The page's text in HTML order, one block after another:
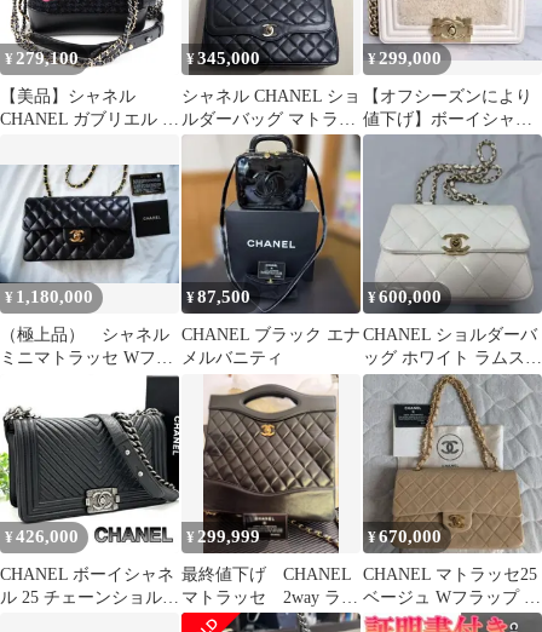
¥ 279,100
【美品】シャネル
CHANEL ガブリエル ド
ホーボー チェーンショ
ルダーバッグ ツイード
ネイビー
¥345,000
シャネル CHANEL ショ
ルダーバッグ マトラッ
セ パリ限定 黒 ラムス
キン
¥299,000
【オフシーズンにより
値下げ】ボーイシャネ
ル ボアスモールハンド
バッグ ホワイト
¥ 1,180,000
（極上品） シャネル
ミニマトラッセ Wフラ
ップ ラムスキン チ
ェーンショルダー
¥87,500
CHANEL ブラック エナ
メルバニティ
¥600,000
CHANEL ショルダーバ
ッグ ホワイト ラムスキ
ン
¥ 426,000
CHANEL ボーイシャネ
ル 25 チェーンショルダ
¥ 299,999
最終値下げ CHANEL
マトラッセ 2way ラム
スキン G金具ギャラン
¥670,000
CHANEL マトラッセ25
ベージュ Wフラップ 正
規フルメンテナンス実